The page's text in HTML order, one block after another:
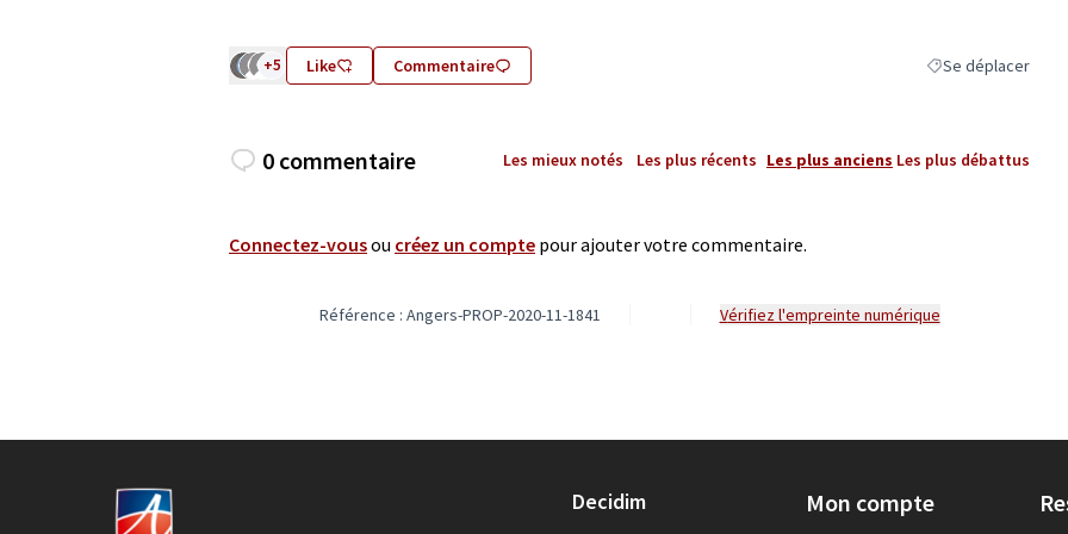
+5 Like Commentaire Filtrer les résultats
Se déplacer
0 commentaire Les mieux notés Les plus récents Les plus anciens Les plus débattus
Connectez-vousou créez un compte pour ajouter votre commentaire.
Référence : Angers-PROP-2020-11-1841 Vérifiez l'empreinte numérique
Decidim Mon compte